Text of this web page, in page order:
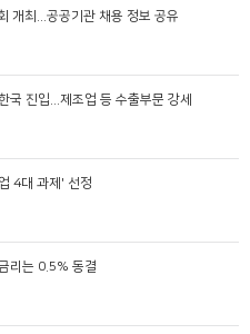
개최...공공기관 채용 정보 공유
진입...제조업 등 수출부문 강세
4대 과제' 선정
리는 0.5% 동결